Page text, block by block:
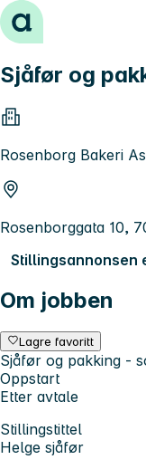
Hopp til innhold
Sjåfør og
Rosenborg Bakeri As
Rosenborggata 10,
Stillingsannonsen
Om jobben
Lagre favoritt
Sjåfør og pakking -
Oppstart
Etter avtale
Stillingstittel
Helge sjåfør